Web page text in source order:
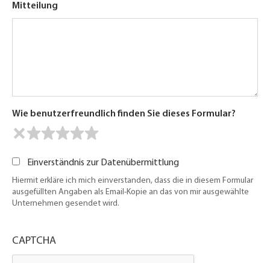
Mitteilung
Wie benutzerfreundlich finden Sie dieses Formular?
Einverständnis zur Datenübermittlung
Hiermit erkläre ich mich einverstanden, dass die in diesem Formular
ausgefüllten Angaben als Email-Kopie an das von mir ausgewählte
Unternehmen gesendet wird.
CAPTCHA